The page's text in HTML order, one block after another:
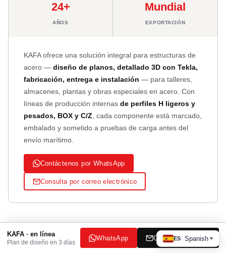
24+
AÑOS
Mundial
EXPORTACIÓN
KAFA ofrece una solución integral para estructuras de
acero — diseño de planos, detallado 3D con Tekla,
fabricación, entrega e instalación — para talleres,
almacenes, plantas y obras especiales en acero. Con
líneas de producción internas de perfiles H ligeros y
pesados, BOX y C/Z , cada componente está marcado,
embalado y sometido a pruebas de carga antes del
envío marítimo.
Contáctenos por WhatsApp
Consulta por correo electrónico
Continuar leyendo
KAFA · en línea
Plan de diseño en 3 días
WhatsApp Correo electrónico
ES Spanish